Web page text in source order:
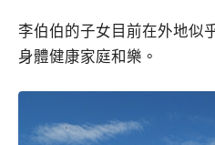
李伯伯的子女目前在外地似
身體健康家庭和樂。